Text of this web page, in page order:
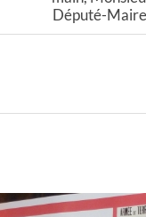
Député-Maire